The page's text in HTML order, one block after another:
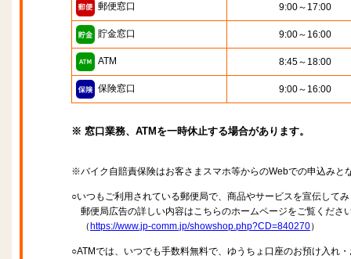
郵便窓口 9:00～17:00
貯金窓口 9:00～16:00
ATM 8:45～18:00
保険窓口 9:00～16:00
※ 窓口業務、ATMを一時休止する場合があります。
※バイク自賠責保険はお客さまスマホ等からのWebでの申込みと
○いつもご利用されている郵便局で、商品やサービスを宣伝して
郵便局広告の詳しい内容はこちらのホームページをご覧くださ
（ https://www.jp-comm.jp/showshop.php?CD=840270）
○ATMでは、いつでも手数料無料で、ゆうちょ口座のお預け入れ